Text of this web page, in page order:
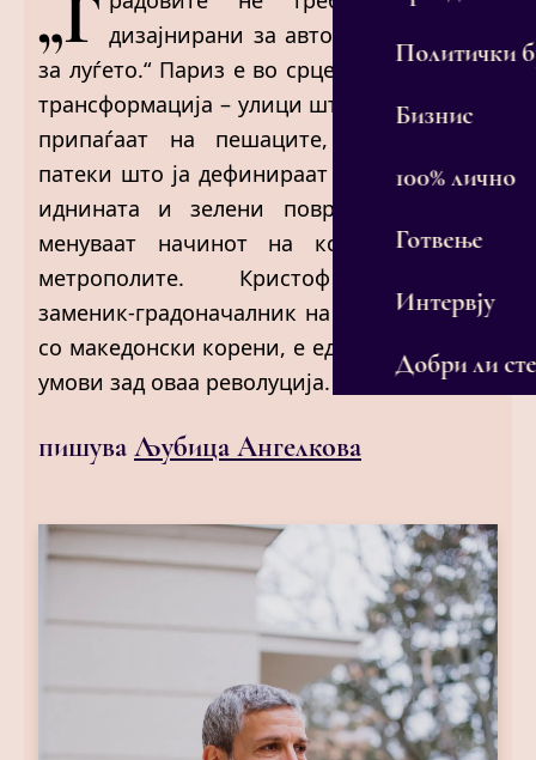
Политички
Бизнис
100% лично
Готвење
Интервју
Добри ли
„Г дизајнирани за автомобилите, туку
за луѓето.“ Париз е во срцето на урбаната
трансформација – улици што повторно им
припаѓаат на пешаците, велосипедски
патеки што ја дефинираат мобилноста на
иднината и зелени површини што го
менуваат начинот на кој дишеме во
метрополите. Кристоф Најдовски,
заменик-градоначалник на Париз и човек
со македонски корени, е еден од клучните
умови зад оваа револуција.
пишува Љубица Ангелкова